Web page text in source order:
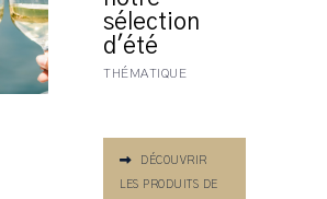
sélection
d'été
THÉMATIQUE
DÉCOUVRIR
LES PRODUITS DE